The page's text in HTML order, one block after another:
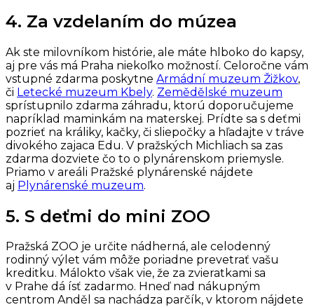
4. Za vzdelaním do múzea
Ak ste milovníkom histórie, ale máte hlboko do kapsy,
aj pre vás má Praha niekoľko možností. Celoročne vám
vstupné zdarma poskytne Armádní muzeum Žižkov,
či Letecké muzeum Kbely. Zemědělské muzeum
sprístupnilo zdarma záhradu, ktorú doporučujeme
napríklad maminkám na materskej. Prídte sa s deťmi
pozrieť na králiky, kačky, či sliepočky a hľadajte v tráve
divokého zajaca Edu. V pražských Michliach sa zas
zdarma dozviete čo to o plynárenskom priemysle.
Priamo v areáli Pražské plynárenské nájdete
aj Plynárenské muzeum.
5. S deťmi do mini ZOO
Pražská ZOO je určite nádherná, ale celodenný
rodinný výlet vám môže poriadne prevetrať vašu
kreditku. Málokto však vie, že za zvieratkami sa
v Prahe dá ísť zadarmo. Hneď nad nákupným
centrom Anděl sa nachádza parčík, v ktorom nájdete